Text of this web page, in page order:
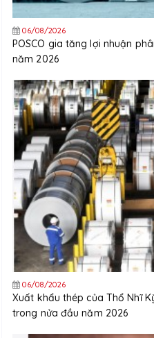
06/08/2026
POSCO gia tăng lợi nhuận
năm 2026
06/08/2026
Xuất khẩu thép của Thổ Nhĩ
trong nửa đầu năm 2026